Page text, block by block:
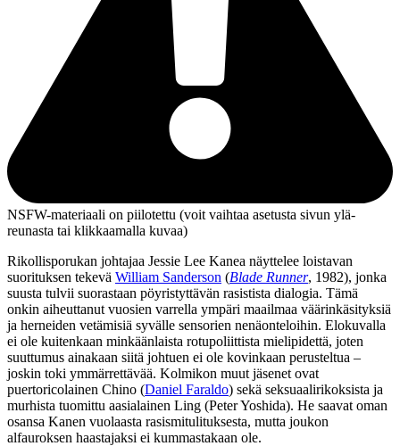
NSFW-materiaali on piilotettu (voit vaihtaa asetusta sivun ylä­
reunasta tai klikkaamalla kuvaa)
Rikollisporukan johtajaa Jessie Lee Kanea näyttelee loistavan
suorituksen tekevä William Sanderson (Blade Runner, 1982), jonka
suusta tulvii suorastaan pöyristyttävän rasistista dialogia. Tämä
onkin aiheuttanut vuosien varrella ympäri maailmaa väärinkäsityksiä
ja herneiden vetämisiä syvälle sensorien nenäonteloihin. Elokuvalla
ei ole kuitenkaan minkäänlaista rotupoliittista mielipidettä, joten
suuttumus ainakaan siitä johtuen ei ole kovinkaan perusteltua –
joskin toki ymmärrettävää. Kolmikon muut jäsenet ovat
puertoricolainen Chino (Daniel Faraldo) sekä seksuaalirikoksista ja
murhista tuomittu aasialainen Ling (Peter Yoshida). He saavat oman
osansa Kanen vuolaasta rasismitulituksesta, mutta joukon
alfauroksen haastajaksi ei kummastakaan ole.